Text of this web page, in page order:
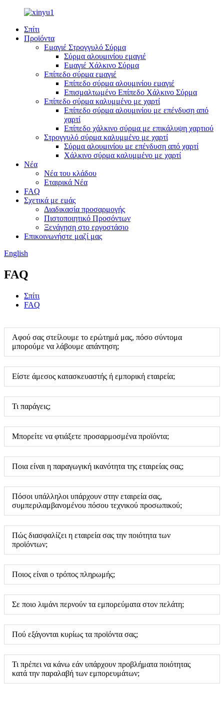
Σπίτι
Προϊόντα
Εμαγιέ Στρογγυλό Σύρμα
Σύρμα αλουμινίου εμαγιέ
Εμαγιέ Χάλκινο Σύρμα
Επίπεδο σύρμα εμαγιέ
Επίπεδο σύρμα αλουμινίου εμαγιέ
Επισμαλτωμένο Επίπεδο Χάλκινο Σύρμα
Επίπεδο σύρμα καλυμμένο με χαρτί
Επίπεδο σύρμα αλουμινίου με επένδυση από
χαρτί
Επίπεδο χάλκινο σύρμα με επικάλυψη χαρτιού
Στρογγυλό σύρμα καλυμμένο με χαρτί
Σύρμα αλουμινίου με επένδυση από χαρτί
Χάλκινο σύρμα καλυμμένο με χαρτί
Νέα
Νέα του κλάδου
Εταιρικά Νέα
FAQ
Σχετικά με εμάς
Διαδικασία προσαρμογής
Πιστοποιητικό Προσόντων
Ξενάγηση στο εργοστάσιο
Επικοινωνήστε μαζί μας
English
FAQ
Σπίτι
FAQ
Αφού σας στείλουμε το ερώτημά μας, πόσο σύντομα
μπορούμε να λάβουμε απάντηση;
Είστε άμεσος κατασκευαστής ή εμπορική εταιρεία;
Τι παράγεις;
Μπορείτε να φτιάξετε προσαρμοσμένα προϊόντα;
Ποια είναι η παραγωγική ικανότητα της εταιρείας σας;
Πόσοι υπάλληλοι υπάρχουν στην εταιρεία σας,
συμπεριλαμβανομένου πόσου τεχνικού προσωπικού;
Πώς διασφαλίζει η εταιρεία σας την ποιότητα των
προϊόντων;
Ποιος είναι ο τρόπος πληρωμής;
Σε ποιο λιμάνι περνούν τα εμπορεύματα στον πελάτη;
Πού εξάγονται κυρίως τα προϊόντα σας;
Τι πρέπει να κάνω εάν υπάρχουν προβλήματα ποιότητας
κατά την παραλαβή των εμπορευμάτων;